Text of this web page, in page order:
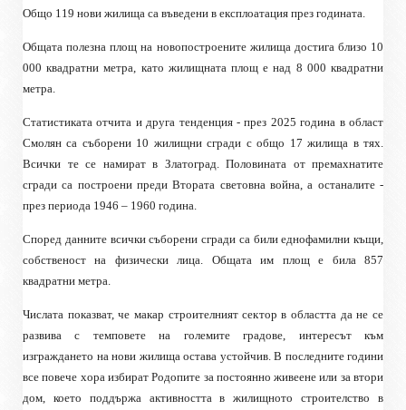
Общо 119 нови жилища са въведени в експлоатация през годината.
Общата полезна площ на новопостроените жилища достига близо 10
000 квадратни метра, като жилищната площ е над 8 000 квадратни
метра.
Статистиката отчита и друга тенденция - през 2025 година в област
Смолян са съборени 10 жилищни сгради с общо 17 жилища в тях.
Всички те се намират в Златоград. Половината от премахнатите
сгради са построени преди Втората световна война, а останалите -
през периода 1946 – 1960 година.
Според данните всички съборени сгради са били еднофамилни къщи,
собственост на физически лица. Общата им площ е била 857
квадратни метра.
Числата показват, че макар строителният сектор в областта да не се
развива с темповете на големите градове, интересът към
изграждането на нови жилища остава устойчив. В последните години
все повече хора избират Родопите за постоянно живеене или за втори
дом, което поддържа активността в жилищното строителство в